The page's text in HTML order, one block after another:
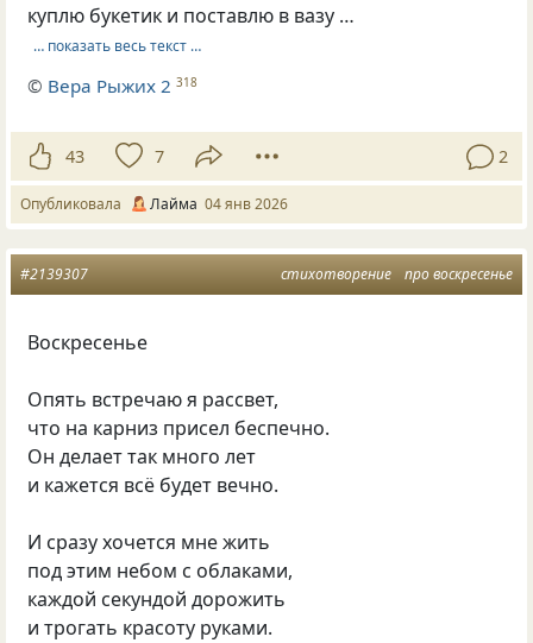
куплю букетик и поставлю в вазу …
… показать весь текст …
© Вера Рыжих 2 318
43 7 2
Опубликовала Лайма 04 янв 2026
стихотворение про воскресенье
#2139307
Воскресенье
Опять встречаю я рассвет,
что на карниз присел беспечно.
Он делает так много лет
и кажется всё будет вечно.
И сразу хочется мне жить
под этим небом с облаками,
каждой секундой дорожить
и трогать красоту руками.